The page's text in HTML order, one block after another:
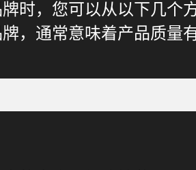
时，您可以从以下几个
，通常意味着产品质量